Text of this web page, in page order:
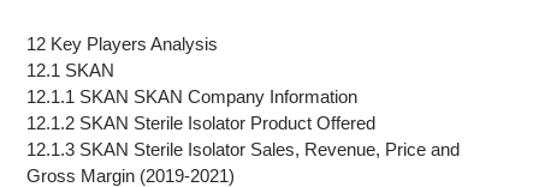
12 Key Players Analysis
12.1 SKAN
12.1.1 SKAN SKAN Company Information
12.1.2 SKAN Sterile Isolator Product Offered
12.1.3 SKAN Sterile Isolator Sales, Revenue, Price and
Gross Margin (2019-2021)